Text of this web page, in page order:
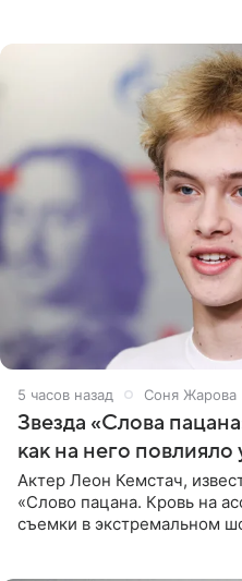
5 часов назад Соня Жарова
Звезда «Слова
как на него повлияло
Актер Леон Кемстач,
«Слово пацана. Кровь на
съемки в экстремальном